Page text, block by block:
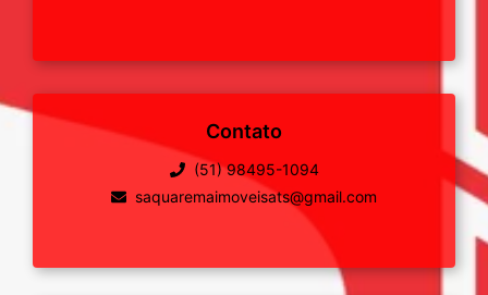
Contato
(51) 98495-1094
saquaremaimoveisats@gmail.com